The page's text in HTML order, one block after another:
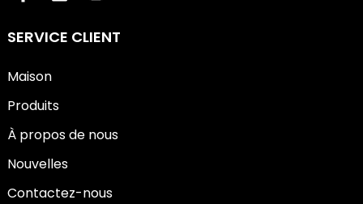
SERVICE CLIENT
Maison
Produits
À propos de nous
Nouvelles
Contactez-nous